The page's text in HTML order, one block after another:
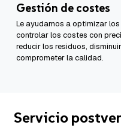
Gestión de costes
Le ayudamos a optimizar
controlar los costes con
reducir los residuos,
comprometer la calidad.
Servicio